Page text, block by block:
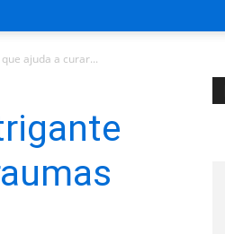
ajuda a curar...